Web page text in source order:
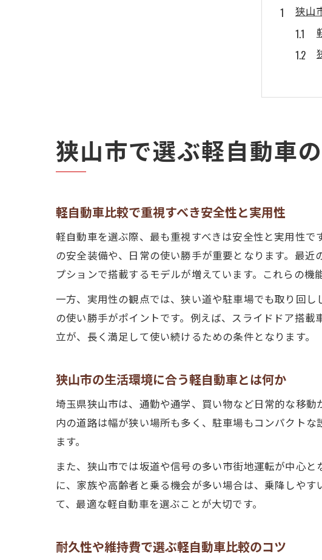
狭山
軽
故障
狭山市で選ぶ軽自動車
軽自動車比較で重視すべき安全性と実用性
軽自動車を選ぶ際、最も重視すべきは安全性と実用性
の安全装備や、日常の使い勝手が重要となります。最
プションで搭載するモデルが増えています。これらの機
一方、実用性の観点では、狭い道や駐車場でも取り回
の使い勝手がポイントです。例えば、スライドドア搭
立が、長く満足して使い続けるための条件となります。
狭山市の生活環境に合う軽自動車とは何か
埼玉県狭山市は、通勤や通学、買い物など日常的な移
内の道路は幅が狭い場所も多く、駐車場もコンパクト
ます。
また、狭山市では坂道や信号の多い市街地運転が中心
に、家族や高齢者と乗る機会が多い場合は、乗降しや
て、最適な軽自動車を選ぶことが大切です。
耐久性や維持費で選ぶ軽自動車比較のコツ